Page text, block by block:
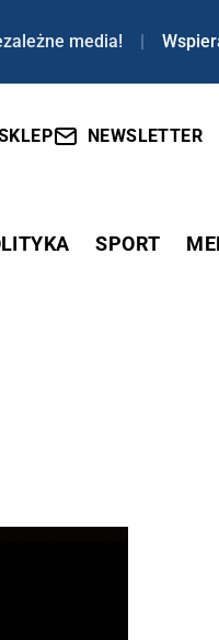
media! |
NEWSLETTER
SPORT